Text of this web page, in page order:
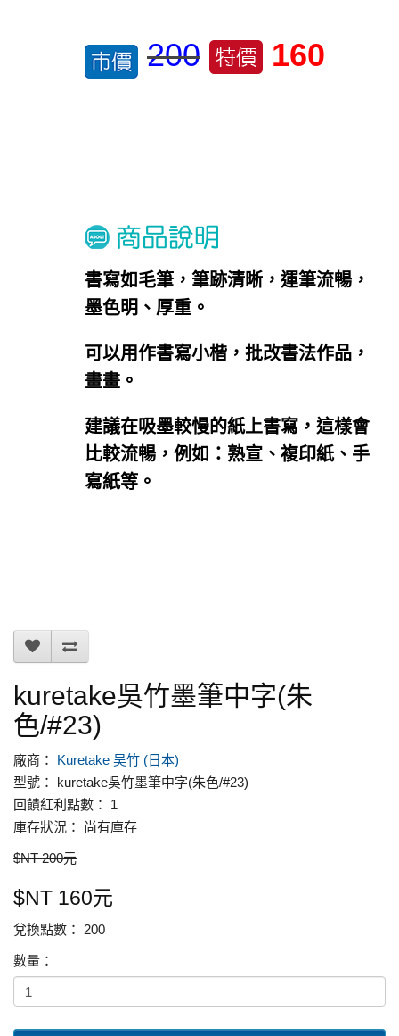
200 160
書寫如毛筆，筆跡清晰，運筆流暢，
墨色明、厚重。
可以用作書寫小楷，批改書法作品，
畫畫。
建議在吸墨較慢的紙上書寫，這樣會
比較流暢，例如：熟宣、複印紙、手
寫紙等。
kuretake吳竹墨筆中字(朱
色/#23)
廠商： Kuretake 吴竹 (日本)
型號： kuretake吳竹墨筆中字(朱色/#23)
回饋紅利點數： 1
庫存狀況： 尚有庫存
$NT 200元
$NT 160元
兌換點數： 200
數量：